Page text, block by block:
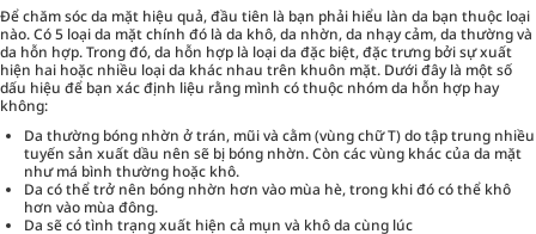
Để chăm sóc da mặt hiệu quả, đầu tiên là bạn phải hiểu làn da bạn thuộc loại
nào. Có 5 loại da mặt chính đó là da khô, da nhờn, da nhạy cảm, da thường và
da hỗn hợp. Trong đó, da hỗn hợp là loại da đặc biệt, đặc trưng bởi sự xuất
hiện hai hoặc nhiều loại da khác nhau trên khuôn mặt. Dưới đây là một số
dấu hiệu để bạn xác định liệu rằng mình có thuộc nhóm da hỗn hợp hay
không:
Da thường bóng nhờn ở trán, mũi và cằm (vùng chữ T) do tập trung nhiều
tuyến sản xuất dầu nên sẽ bị bóng nhờn. Còn các vùng khác của da mặt
như má bình thường hoặc khô.
Da có thể trở nên bóng nhờn hơn vào mùa hè, trong khi đó có thể khô
hơn vào mùa đông.
Da sẽ có tình trạng xuất hiện cả mụn và khô da cùng lúc